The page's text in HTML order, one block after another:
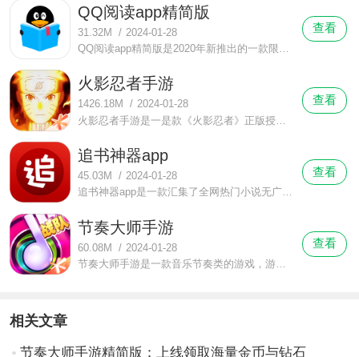
QQ阅读app精简版
31.32M / 2024-01-28
查看
火影忍者手游
1426.18M / 2024-01-28
查看
追书神器app
45.03M / 2024-01-28
追书神器app是一款汇集了全网热门小说无广告的小说阅读软件，你是否喜欢看小说也喜欢追小说这里有着海量小说每天更新全网实时热门的小说，平台主打无广告，让用户们可以更愉快的追小说。
查看
节奏大师手游
60.08M / 2024-01-28
查看
相关文章
节奏大师手游精简版：上线领取海量金币与钻石